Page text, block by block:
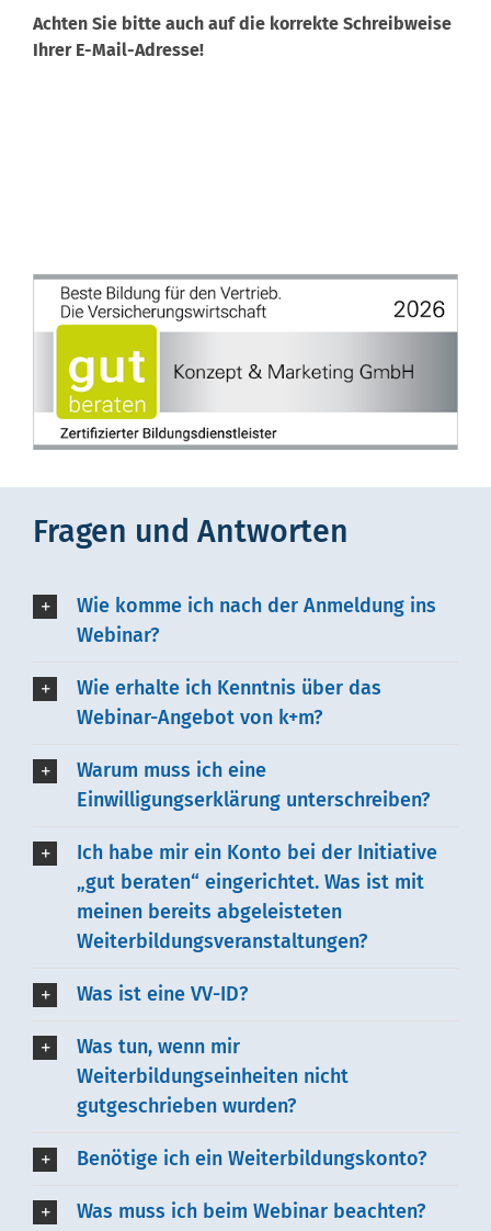
Achten Sie bitte auch auf die korrekte Schreibweise
Ihrer E-Mail-Adresse!
Fragen und Antworten
Wie komme ich nach der Anmeldung ins
Webinar?
Wie erhalte ich Kenntnis über das
Webinar-Angebot von k+m?
Warum muss ich eine
Einwilligungserklärung unterschreiben?
Ich habe mir ein Konto bei der Initiative
„gut beraten“ eingerichtet. Was ist mit
meinen bereits abgeleisteten
Weiterbildungsveranstaltungen?
Was ist eine VV-ID?
Was tun, wenn mir
Weiterbildungseinheiten nicht
gutgeschrieben wurden?
Benötige ich ein Weiterbildungskonto?
Was muss ich beim Webinar beachten?